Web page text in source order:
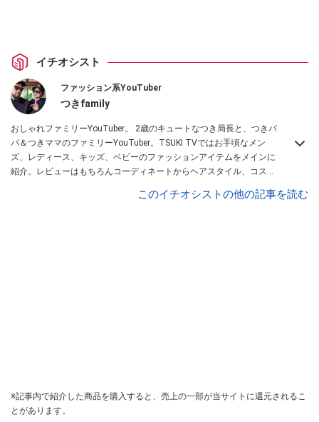
イチオシスト
ファッション系YouTuber
つきfamily
おしゃれファミリーYouTuber。 2歳のキュートなつき局長と、つきパ
パ＆つきママのファミリーYouTuber。TSUKI TVではお手頃なメン
ズ、レディース、キッズ、ベビーのファッションアイテムをメインに
紹介。レビューはもちろんコーディネートからヘアスタイル、コスメ
このイチオシストの他の記事を読む
※記事内で紹介した商品を購入すると、売上の一部が当サイトに還元されるこ
とがあります。